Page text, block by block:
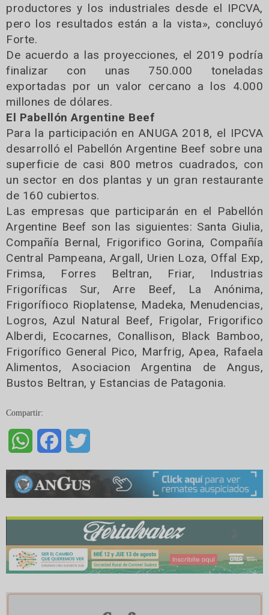
productores y los industriales desde el IPCVA,
pero los resultados están a la vista», concluyó
Forte.
De acuerdo a las proyecciones, el 2019 podría
finalizar con unas 750.000 toneladas
exportadas por un valor cercano a los 4.000
millones de dólares.
El Pabellón Argentine Beef
Para la participación en ANUGA 2018, el IPCVA
desarrolló el Pabellón Argentine Beef sobre una
superficie de casi 800 metros cuadrados, con
un sector en dos plantas y un gran restaurante
de 160 cubiertos.
Las empresas que participarán en el Pabellón
Argentine Beef son las siguientes: Santa Giulia,
Compañía Bernal, Frigorifico Gorina, Compañía
Central Pampeana, Argall, Urien Loza, Offal Exp,
Frimsa, Forres Beltran, Friar, Industrias
Frigoríficas Sur, Arre Beef, La Anónima,
Frigorífioco Rioplatense, Madeka, Menudencias,
Logros, Azul Natural Beef, Frigolar, Frigorifico
Alberdi, Ecocarnes, Conallison, Black Bamboo,
Frigorífico General Pico, Marfrig, Apea, Rafaela
Alimentos, Asociacion Argentina de Angus,
Bustos Beltran, y Estancias de Patagonia.
Compartir:
WhatsAppFacebook